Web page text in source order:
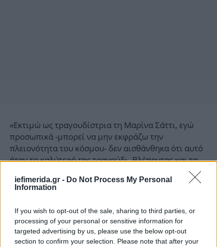
iefimerida.gr - Do Not Process My Personal
Information
If you wish to opt-out of the sale, sharing to third parties, or
processing of your personal or sensitive information for
targeted advertising by us, please use the below opt-out
section to confirm your selection. Please note that after your
«Εκτιμώ ως τραγουδίστρια τη Μαρίνα Σάττι, εγώ
προσωπικά -μπορεί να μην εκφράζω την
πλειονότητα του κόσμου- δεν αισθάνθηκα ότι αυτό
ήταν το καλύτερό της τραγούδι. Βλέποντας και τα
υπόλοιπα στον διαγωνισμό, ήταν εντάξει. Αλλά δεν
είμαι και αρμόδια, για να σας πω την αλήθεια. Δεν
Δεν έχουμε λόγο ούτε να το επικρίνουμε ιδιαίτερα.
Είναι αυτό που είναι. Δεν περιμένουμε να μας
σώσει καλλιτεχνικά η Eurovision, έτσι δεν είναι;».